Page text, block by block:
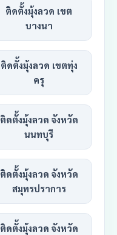
ติดตั้งมุ้งลวด เขต
บางนา
ติดตั้งมุ้งลวด เขตทุ่ง
ครุ
ติดตั้งมุ้งลวด จังหวัด
นนทบุรี
ติดตั้งมุ้งลวด จังหวัด
สมุทรปราการ
ติดตั้งมุ้งลวด จังหวัด